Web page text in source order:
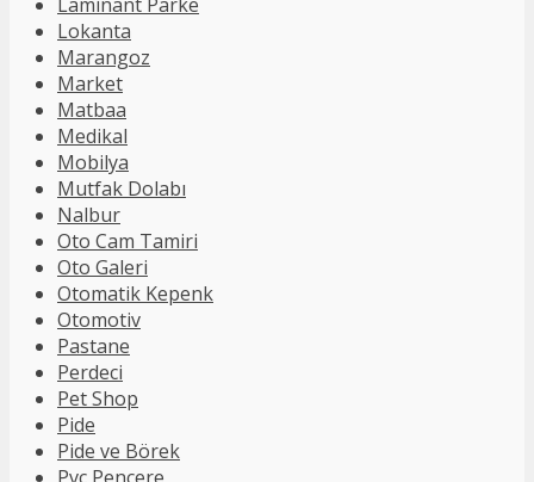
Lokanta
Marangoz
Market
Matbaa
Medikal
Mobilya
Mutfak Dolabı
Nalbur
Oto Cam Tamiri
Oto Galeri
Otomatik Kepenk
Otomotiv
Pastane
Perdeci
Pet Shop
Pide
Pide ve Börek